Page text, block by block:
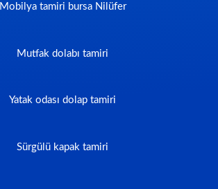
Mobilya tamiri bursa Nilüfer
Mutfak dolabı tamiri
Yatak odası dolap tamiri
Sürgülü kapak tamiri